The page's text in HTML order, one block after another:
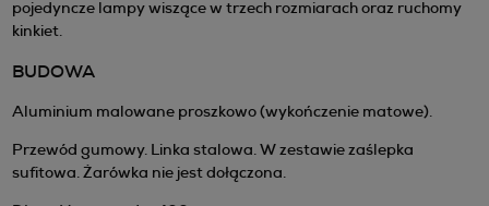
pojedyncze lampy wiszące w trzech rozmiarach oraz ruchomy
kinkiet.
BUDOWA
Aluminium malowane proszkowo (wykończenie matowe).
Przewód gumowy. Linka stalowa. W zestawie zaślepka
sufitowa. Żarówka nie jest dołączona.